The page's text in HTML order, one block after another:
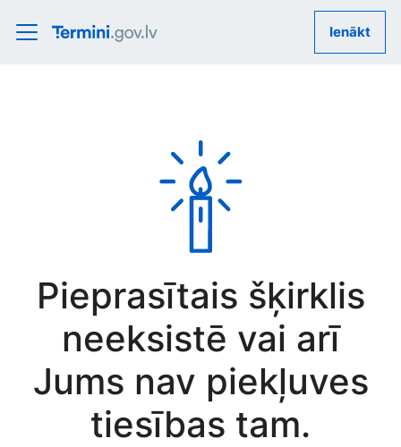
Ienākt
Pieprasītais šķirklis
neeksistē vai arī
Jums nav piekļuves
tiesības tam.